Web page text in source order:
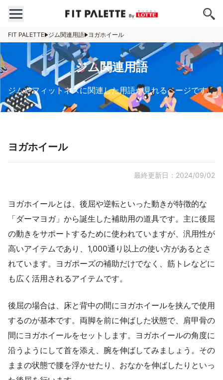
FIT PALETTE ジム関連用語 ヨガホイール
ジム関連用語
ジムやフィットネスに関連した用語が見れるページです。
ヨガホイール
最終更新日：2024/09/02
ヨガホイールとは、後屈や逆転といった動きが特徴的な
「ダーマヨガ」から誕生した補助用の道具です。主に後屈
の動きをサポートするために使われていますが、汎用性が
高いアイテムであり、1,000通り以上の使い方があるとさ
れています。ヨガポーズの補助だけでなく、筋トレなどに
も広く活用されるアイテムです。
後屈の場合は、床と背中の間にヨガホイールを挟んで使用
するのが基本です。両脚を前に伸ばした状態で、肩甲骨の
間にヨガホイールをセットします。ヨガホイールの角度に
沿うようにして首を添え、腕を伸ばしてみましょう。その
ままの状態で腰を浮かせたり、おなかを伸ばしたりといっ